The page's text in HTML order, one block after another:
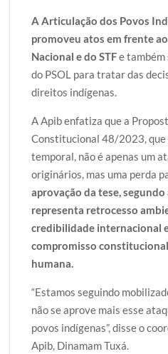
A Articulação dos Povos
promoveu atos em frente
Nacional e do STFe também
do PSOL para tratar das
direitos indígenas.
A Apib enfatiza que a
Constitucional 48/2023, que
temporal, não é apenas um
originários, mas uma perda
aprovação da tese,
representa retrocesso
credibilidade internacional
compromisso
humana.
“Estamos seguindo
não se aprove mais esse
povos indígenas”, disse o
Apib, Dinamam Tuxá.